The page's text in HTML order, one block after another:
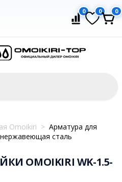
0 0 0
Omoikiri > Арматура для
сталь
OMOIKIRI WK-1.5-